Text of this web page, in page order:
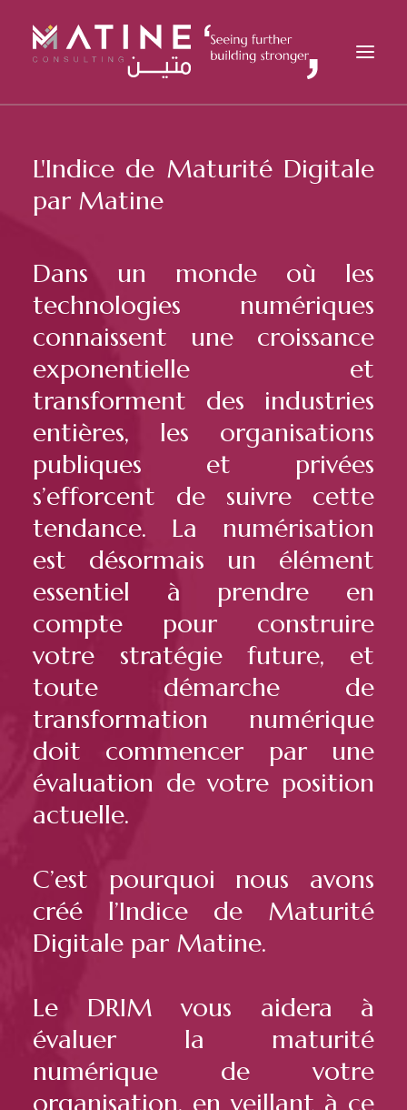
SERVICES
SECTEURS
ANALYSES
CARRIÈRES
L'Indice de Maturité Digitale
par Matine
Dans un monde où les
technologies numériques
connaissent une croissance
exponentielle et
transforment des industries
entières, les organisations
publiques et privées
s’efforcent de suivre cette
tendance. La numérisation
est désormais un élément
essentiel à prendre en
compte pour construire
votre stratégie future, et
toute démarche de
transformation numérique
doit commencer par une
évaluation de votre position
actuelle.
C’est pourquoi nous avons
créé l’Indice de Maturité
Digitale par Matine.
Le DRIM vous aidera à
évaluer la maturité
numérique de votre
organisation, en veillant à ce